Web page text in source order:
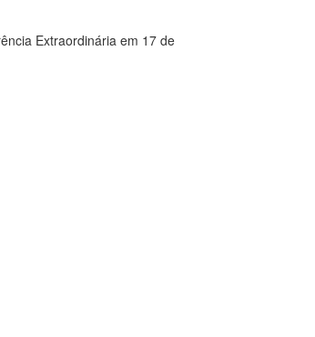
Extraordinária em 17 de